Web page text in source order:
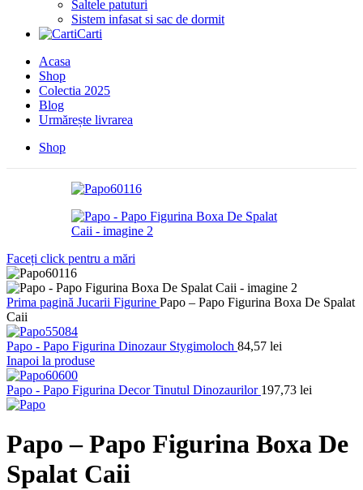
Saltele patuturi
Sistem infasat si sac de dormit
Carti
Acasa
Shop
Colectia 2025
Blog
Urmărește livrarea
Shop
Faceți click pentru a mări
Prima pagină Jucarii Figurine Papo – Papo Figurina Boxa De Spalat
Caii
Papo - Papo Figurina Dinozaur Stygimoloch 84,57 lei
Inapoi la produse
Papo - Papo Figurina Decor Tinutul Dinozaurilor 197,73 lei
Papo – Papo Figurina Boxa De
Spalat Caii